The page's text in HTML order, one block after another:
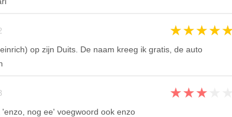
★★★★
op zijn Duits. De naam kreeg ik gratis, de auto
★★★
nog ee' voegwoord ook enzo